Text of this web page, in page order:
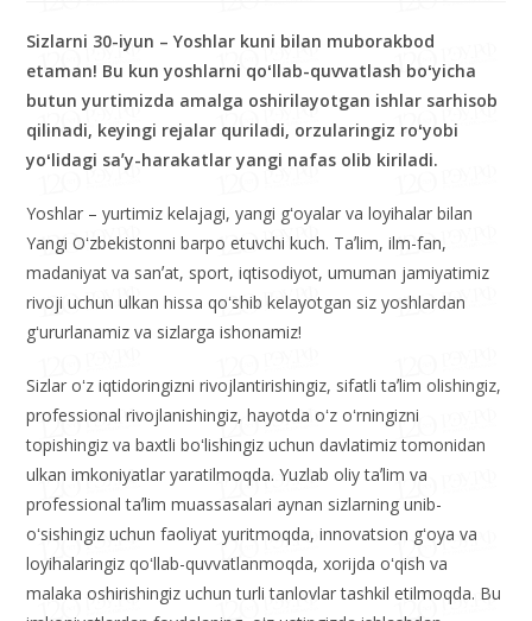
Sizlarni 30-iyun – Yoshlar kuni bilan muborakbod
etaman! Bu kun yoshlarni qoʻllab-quvvatlash boʻyicha
butun yurtimizda amalga oshirilayotgan ishlar sarhisob
qilinadi, keyingi rejalar quriladi, orzularingiz roʻyobi
yoʻlidagi saʼy-harakatlar yangi nafas olib kiriladi.
Yoshlar – yurtimiz kelajagi, yangi gʻoyalar va loyihalar bilan
Yangi Oʻzbekistonni barpo etuvchi kuch. Taʼlim, ilm-fan,
madaniyat va sanʼat, sport, iqtisodiyot, umuman jamiyatimiz
rivoji uchun ulkan hissa qoʻshib kelayotgan siz yoshlardan
gʻururlanamiz va sizlarga ishonamiz!
Sizlar oʻz iqtidoringizni rivojlantirishingiz, sifatli taʼlim olishingiz,
professional rivojlanishingiz, hayotda oʻz oʻrningizni
topishingiz va baxtli boʻlishingiz uchun davlatimiz tomonidan
ulkan imkoniyatlar yaratilmoqda. Yuzlab oliy taʼlim va
professional taʼlim muassasalari aynan sizlarning unib-
oʻsishingiz uchun faoliyat yuritmoqda, innovatsion gʻoya va
loyihalaringiz qoʻllab-quvvatlanmoqda, xorijda oʻqish va